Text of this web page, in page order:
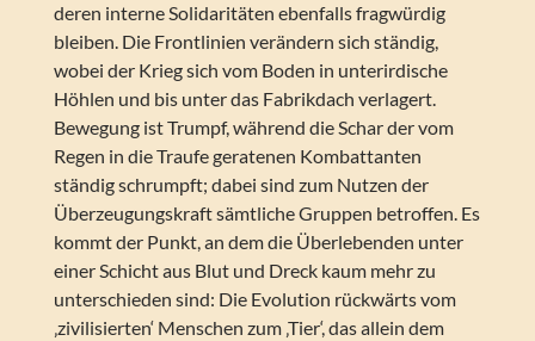
deren interne Solidaritäten ebenfalls fragwürdig
bleiben. Die Frontlinien verändern sich ständig,
wobei der Krieg sich vom Boden in unterirdische
Höhlen und bis unter das Fabrikdach verlagert.
Bewegung ist Trumpf, während die Schar der vom
Regen in die Traufe geratenen Kombattanten
ständig schrumpft; dabei sind zum Nutzen der
Überzeugungskraft sämtliche Gruppen betroffen. Es
kommt der Punkt, an dem die Überlebenden unter
einer Schicht aus Blut und Dreck kaum mehr zu
unterschieden sind: Die Evolution rückwärts vom
‚zivilisierten‘ Menschen zum ‚Tier‘, das allein dem